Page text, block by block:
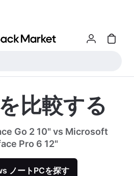
比較する
Go 2 10" vs Microsoft
Pro 6 12"
ノートPCを探す